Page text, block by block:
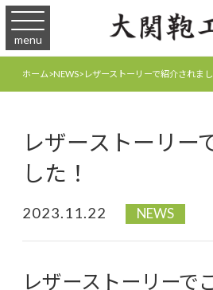
menu
ホーム>NEWS> レザーストーリーで紹介されまし
レザーストーリー
した！
2023.11.22 NEWS
レザーストーリーで